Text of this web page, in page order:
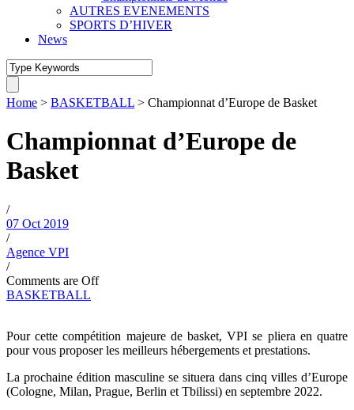
AUTRES EVENEMENTS
SPORTS D’HIVER
News
Home > BASKETBALL > Championnat d’Europe de Basket
Championnat d’Europe de
Basket
/
07 Oct 2019
/
Agence VPI
/
Comments are Off
BASKETBALL
Pour cette compétition majeure de basket, VPI se pliera en quatre
pour vous proposer les meilleurs hébergements et prestations.
La prochaine édition masculine se situera dans cinq villes d’Europe
(Cologne, Milan, Prague, Berlin et Tbilissi) en septembre 2022.